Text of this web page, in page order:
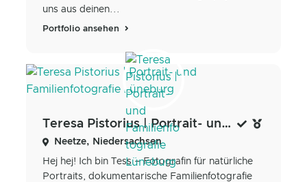
uns aus deinen...
Portfolio ansehen
Teresa Pistorius | Portrait- und Familienfotografie Lüneburg
Neetze, Niedersachsen
Hej hej! Ich bin Tess – Fotografin für natürliche
Portraits, dokumentarische Familienfotografie